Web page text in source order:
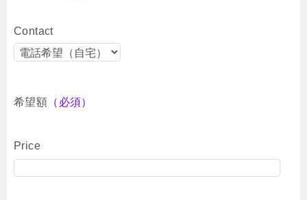
Contact
希望額 （必須）
Price